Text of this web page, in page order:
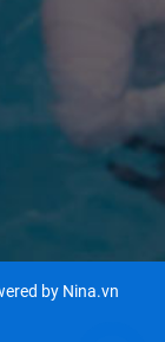
by Nina.vn